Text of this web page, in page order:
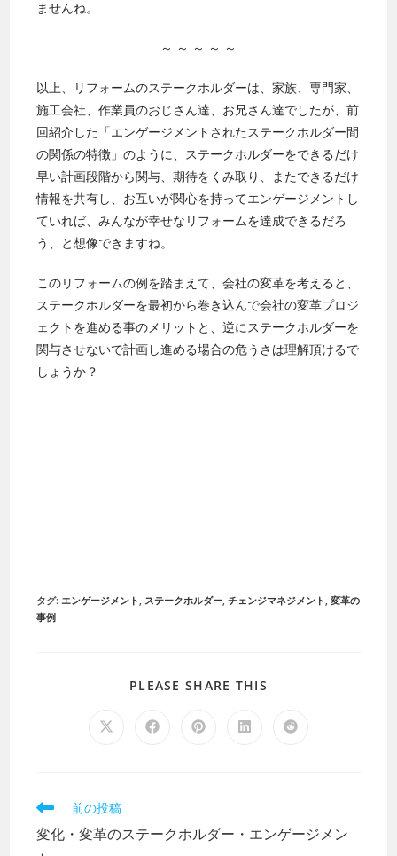
ませんね。
～ ～ ～ ～ ～
以上、リフォームのステークホルダーは、家族、専門家、
施工会社、作業員のおじさん達、お兄さん達でしたが、前
回紹介した「エンゲージメントされたステークホルダー間
の関係の特徴」のように、ステークホルダーをできるだけ
早い計画段階から関与、期待をくみ取り、またできるだけ
情報を共有し、お互いが関心を持ってエンゲージメントし
ていれば、みんなが幸せなリフォームを達成できるだろ
う、と想像できますね。
このリフォームの例を踏まえて、会社の変革を考えると、
ステークホルダーを最初から巻き込んで会社の変革プロジ
ェクトを進める事のメリットと、逆にステークホルダーを
関与させないで計画し進める場合の危うさは理解頂けるで
しょうか？
タグ:エンゲージメント, ステークホルダー, チェンジマネジメント, 変革の
事例
PLEASE SHARE THIS
前の投稿
変化・変革のステークホルダー・エンゲージメン